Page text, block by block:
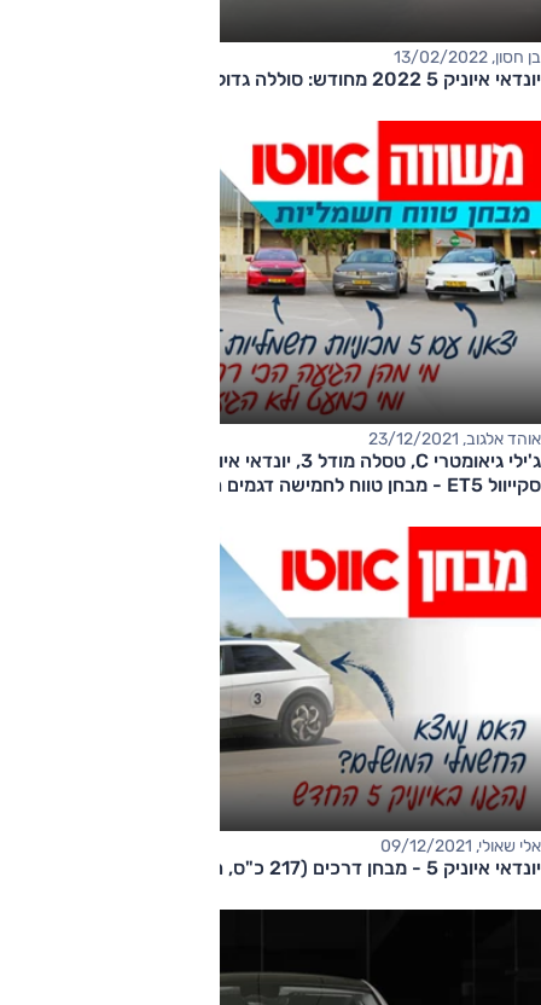
בן חסון, 13/02/2022
יונדאי איוניק 5 2022 מחודש: סוללה גדולה יותר ושורת שיפורים
אוהד אלגוב, 23/12/2021
סקייוול ET5 - מבחן טווח לחמישה דגמים חשמליים
אלי שאולי, 09/12/2021
יונדאי איוניק 5 - מבחן דרכים (217 כ"ס, הנעה אחורית)